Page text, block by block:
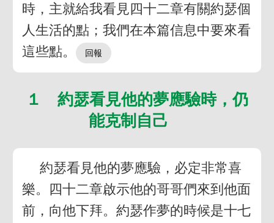
時，主就給我看見四十二章有關約瑟個
人生活的點；我們在本篇信息中要來看
這些點。
１ 約瑟看見他的夢應驗時，仍
能克制自己
約瑟看見他的夢應驗，必定非常喜
樂。四十二章啟示他的哥哥們來到他面
前，向他下拜。約瑟作夢的時候是十七